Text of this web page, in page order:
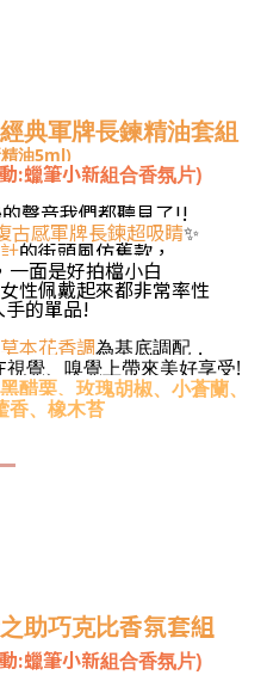
典軍牌長鍊精油套組
油5ml)
:蠟筆小新組合香氛片)
聲音我們都聽見了!!
古感軍牌長鍊超吸睛✨
的街頭風仿舊款，
一面是好拍檔小白
性佩戴起來都非常率性
手的單品!
草本花香調為基底調配，
視覺、嗅覺上帶來美好享受!
醋栗、玫瑰胡椒、小蒼蘭、
香、橡木苔
助巧克比香氛套組
:蠟筆小新組合香氛片)